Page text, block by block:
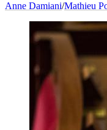
Anne Damiani/Mathieu